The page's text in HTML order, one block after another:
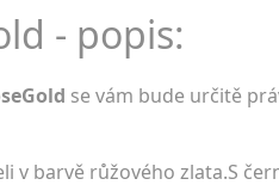
- popis:
se vám bude určitě
v barvě růžového zlata.S